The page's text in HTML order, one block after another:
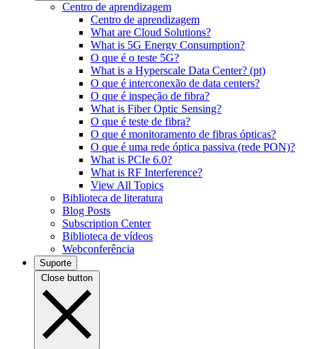
Centro de aprendizagem
Centro de aprendizagem
What are Cloud Solutions?
What is 5G Energy Consumption?
O que é o teste 5G?
What is a Hyperscale Data Center? (pt)
O que é interconexão de data centers?
O que é inspeção de fibra?
What is Fiber Optic Sensing?
O que é teste de fibra?
O que é monitoramento de fibras ópticas?
O que é uma rede óptica passiva (rede PON)?
What is PCIe 6.0?
What is RF Interference?
View All Topics
Biblioteca de literatura
Blog Posts
Subscription Center
Biblioteca de vídeos
Webconferência
Suporte
Close button